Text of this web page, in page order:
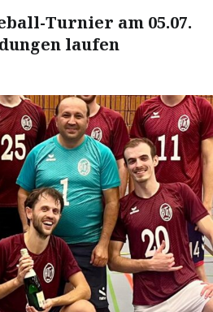
Turnier am 05.07.
laufen